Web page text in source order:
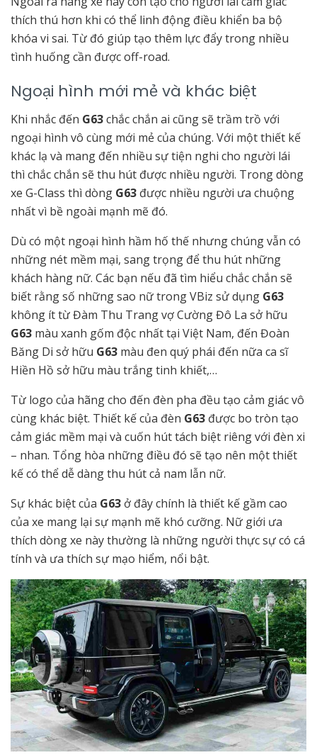
thích thú hơn khi có thể linh động điều khiển ba bộ
khóa vi sai. Từ đó giúp tạo thêm lực đẩy trong nhiều
tình huống cần được off-road.
Ngoại hình mới mẻ và khác biệt
Khi nhắc đến G63chắc chắn ai cũng sẽ trầm trồ với
ngoại hình vô cùng mới mẻ của chúng. Với một thiết kế
khác lạ và mang đến nhiều sự tiện nghi cho người lái
thì chắc chắn sẽ thu hút được nhiều người. Trong dòng
xe G-Class thì dòng G63 được nhiều người ưa chuộng
nhất vì bề ngoài mạnh mẽ đó.
Dù có một ngoại hình hầm hố thế nhưng chúng vẫn có
những nét mềm mại, sang trọng để thu hút những
khách hàng nữ. Các bạn nếu đã tìm hiểu chắc chắn sẽ
biết rằng số những sao nữ trong VBiz sử dụng G63
không ít từ Đàm Thu Trang vợ Cường Đô La sở hữu
G63 màu xanh gốm độc nhất tại Việt Nam, đến Đoàn
Băng Di sở hữu G63 màu đen quý phái đến nữa ca sĩ
Hiền Hồ sở hữu màu trắng tinh khiết,…
Từ logo của hãng cho đến đèn pha đều tạo cảm giác vô
cùng khác biệt. Thiết kế của đèn G63 được bo tròn tạo
cảm giác mềm mại và cuốn hút tách biệt riêng với đèn xi
– nhan. Tổng hòa những điều đó sẽ tạo nên một thiết
kế có thể dễ dàng thu hút cả nam lẫn nữ.
Sự khác biệt của G63 ở đây chính là thiết kế gầm cao
của xe mang lại sự mạnh mẽ khó cưỡng. Nữ giới ưa
thích dòng xe này thường là những người thực sự có cá
tính và ưa thích sự mạo hiểm, nổi bật.